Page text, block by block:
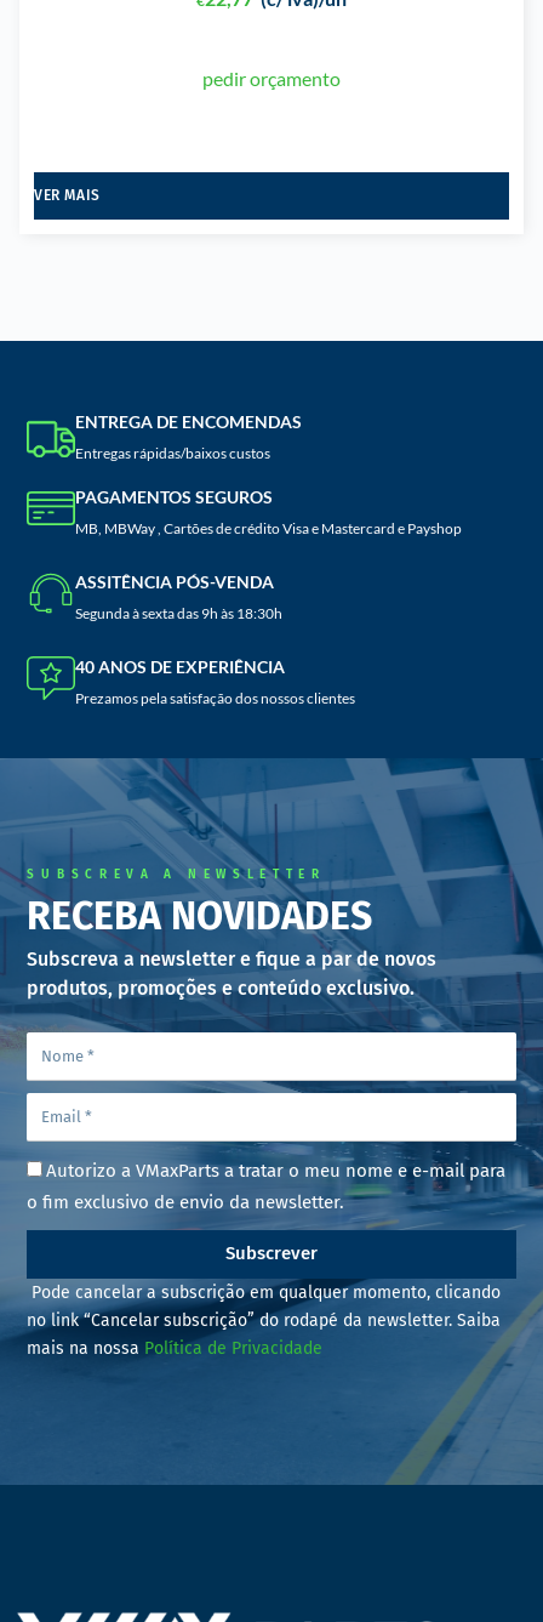
pedir orçamento
VER MAIS
ENTREGA DE ENCOMENDAS
Entregas rápidas/baixos custos
PAGAMENTOS SEGUROS
MB, MBWay , Cartões de crédito Visa e Mastercard e Payshop
ASSITÊNCIA PÓS-VENDA
Segunda à sexta das 9h às 18:30h
40 ANOS DE EXPERIÊNCIA
Prezamos pela satisfação dos nossos clientes
SUBSCREVA A NEWSLETTER
RECEBA NOVIDADES
Subscreva a newsletter e fique a par de novos
produtos, promoções e conteúdo exclusivo.
Autorizo a VMaxParts a tratar o meu nome e e-mail para
o fim exclusivo de envio da newsletter.
Subscrever
Pode cancelar a subscrição em qualquer momento, clicando
no link “Cancelar subscrição” do rodapé da newsletter. Saiba
mais na nossa Política de Privacidade